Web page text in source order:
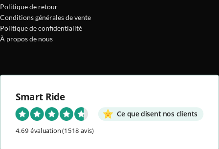
Politique de retour
Conditions générales de vente
Politique de confidentialité
À propos de nous
Smart Ride
Ce que disent nos clients
4.69 évaluation(1518 avis)